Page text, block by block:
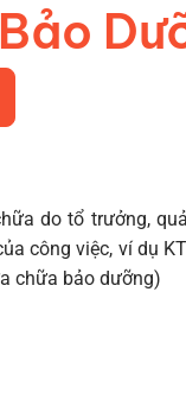
do tổ trưởng,
công việc, ví dụ
chữa bảo dưỡng)